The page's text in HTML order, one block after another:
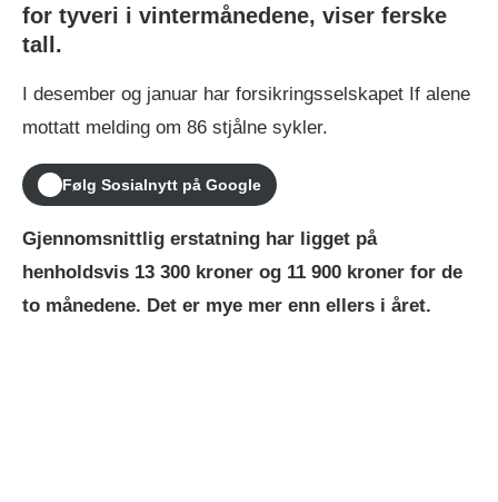
for tyveri i vintermånedene, viser ferske
tall.
I desember og januar har forsikringsselskapet If alene
mottatt melding om 86 stjålne sykler.
Følg Sosialnytt på Google
Gjennomsnittlig erstatning har ligget på
henholdsvis 13 300 kroner og 11 900 kroner for de
to månedene. Det er mye mer enn ellers i året.